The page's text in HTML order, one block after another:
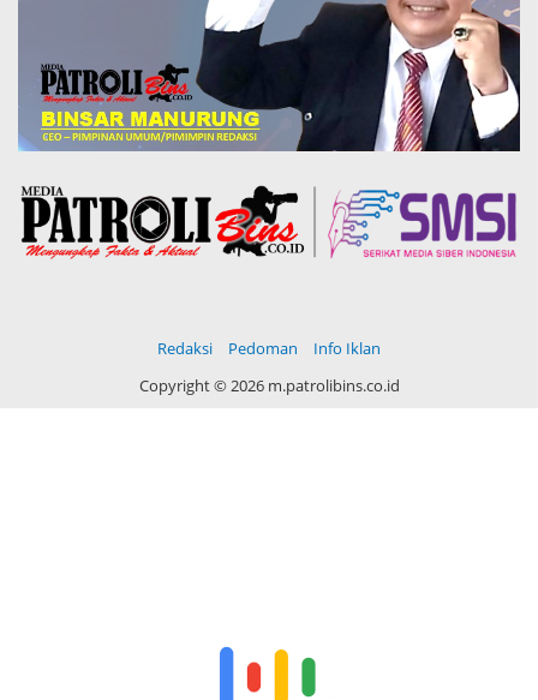
Redaksi Pedoman
Info Iklan
Copyright ©2026 m.patrolibins.co.id